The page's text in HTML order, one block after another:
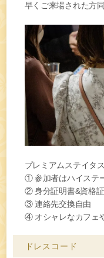
早くご来場された方
プレミアムステイタ
① 参加者はハイステ
② 身分証明書&資格
③ 連絡先交換自由
④ オシャレなカフェ
ドレスコード